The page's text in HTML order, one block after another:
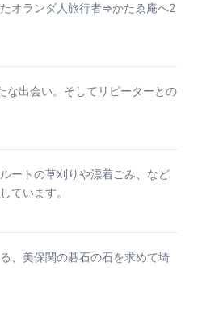
オランダ人旅行者⇒かたゑ庵へ2
な出会い。そしてリピーターとの
ートの草刈りや漂着ごみ、など
ています。
、美保関の碁石の石を求めて埼